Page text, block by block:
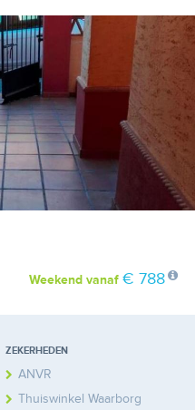
Weekendvanaf € 788
ZEKERHEDEN
ANVR
Thuiswinkel Waarborg